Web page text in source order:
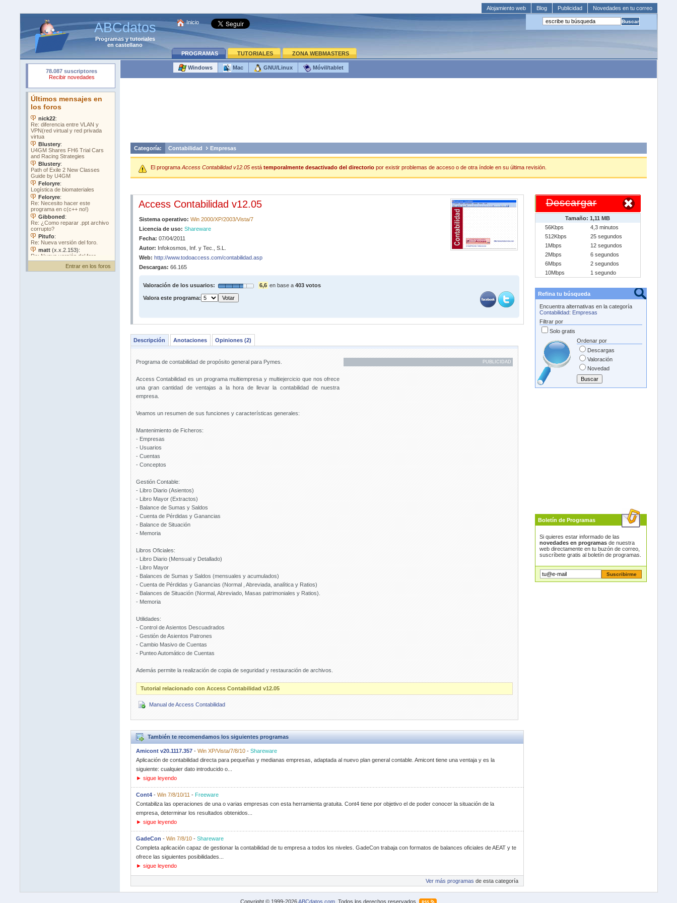
Alojamiento web Blog Publicidad Novedades en tu correo
ABCdatos
Programasytutoriales
en castellano
Inicio
PROGRAMAS TUTORIALES ZONA WEBMASTERS
Entrar en los foros
Windows Mac GNU/Linux Móvil/tablet
Categoría: Contabilidad Empresas
El programa Access Contabilidad v12.05está temporalmente desactivado del directoriopor existir problemas de acceso o de otra índole en su última revisión.
Access Contabilidad v12.05
Sistema operativo: Win 2000/XP/2003/Vista/7
Licencia de uso: Shareware
Fecha: 07/04/2011
Autor: Infokosmos, Inf. y Tec., S.L.
Web: http://www.todoaccess.com/contabilidad.asp
Descargas: 66.165
Valoración de los usuarios: 6,6 en base a 403 votos
Valora este programa:
Descripción Anotaciones Opiniones (2)
PUBLICIDAD
Programa de contabilidad de propósito general para Pymes.
Access Contabilidad es un programa multiempresa y multiejercicio que nos ofrece
una gran cantidad de ventajas a la hora de llevar la contabilidad de nuestra
empresa.
Veamos un resumen de sus funciones y características generales:
Mantenimiento de Ficheros:
- Empresas
- Usuarios
- Cuentas
- Conceptos
Gestión Contable:
- Libro Diario (Asientos)
- Libro Mayor (Extractos)
- Balance de Sumas y Saldos
- Cuenta de Pérdidas y Ganancias
- Balance de Situación
- Memoria
Libros Oficiales:
- Libro Diario (Mensual y Detallado)
- Libro Mayor
- Balances de Sumas y Saldos (mensuales y acumulados)
- Cuenta de Pérdidas y Ganancias (Normal , Abreviada, analítica y Ratios)
- Balances de Situación (Normal, Abreviado, Masas patrimoniales y Ratios).
- Memoria
Utilidades:
- Control de Asientos Descuadrados
- Gestión de Asientos Patrones
- Cambio Masivo de Cuentas
- Punteo Automático de Cuentas
Además permite la realización de copia de seguridad y restauración de archivos.
Tutorial relacionado con Access Contabilidad v12.05
Manual de Access Contabilidad
También te recomendamos los siguientes programas
Amicont v20.1117.357- Win XP/Vista/7/8/10- Shareware
Aplicación de contabilidad directa para pequeñas y medianas empresas, adaptada al nuevo plan general contable. Amicont tiene una ventaja y es la
siguiente: cualquier dato introducido o...
► sigue leyendo
Cont4- Win 7/8/10/11 - Freeware
Contabiliza las operaciones de una o varias empresas con esta herramienta gratuita. Cont4 tiene por objetivo el de poder conocer la situación de la
empresa, determinar los resultados obtenidos...
► sigue leyendo
GadeCon - Win 7/8/10- Shareware
Completa aplicación capaz de gestionar la contabilidad de tu empresa a todos los niveles. GadeCon trabaja con formatos de balances oficiales de AEAT y te
ofrece las siguientes posibilidades...
► sigue leyendo
Ver más programas de esta categoría
Descargar
Tamaño: 1,11 MB
56Kbps
4,3 minutos
512Kbps
25 segundos
1Mbps
12 segundos
2Mbps
6 segundos
6Mbps
2 segundos
10Mbps
1 segundo
Refina tu búsqueda
Encuentra alternativas en la categoría
Contabilidad: Empresas
Filtrar por
Solo gratis
Ordenar por
Descargas
Valoración
Novedad
Boletín de Programas
Si quieres estar informado de las
novedades en programasde nuestra
web directamente en tu buzón de correo,
suscríbete gratis al boletín de programas.
Copyright © 1999-2026ABCdatos.com . Todos los derechos reservados.